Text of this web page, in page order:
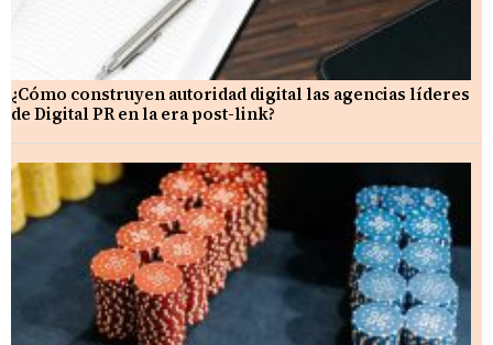
¿Cómo construyen autoridad digital las agencias líderes
de Digital PR en la era post-link?